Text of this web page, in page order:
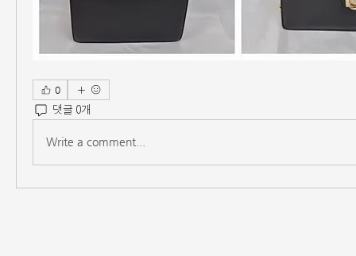
0
댓글 0개
Write a comment...